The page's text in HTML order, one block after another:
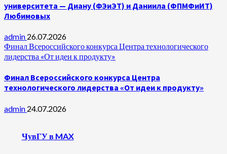
университета — Диану (ФЭиЭТ) и Даниила (ФПМФиИТ)
Любимовых
admin 26.07.2026
Финал Всероссийского конкурса Центра технологического
лидерства «От идеи к продукту»
Финал Всероссийского конкурса Центра
технологического лидерства «От идеи к продукту»
admin 24.07.2026
ЧувГУ в MAX